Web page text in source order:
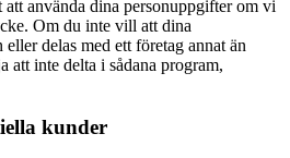
att använda dina personuppgifter om vi
Om du inte vill att dina
delas med ett företag annat än
inte delta i sådana program,
kunder